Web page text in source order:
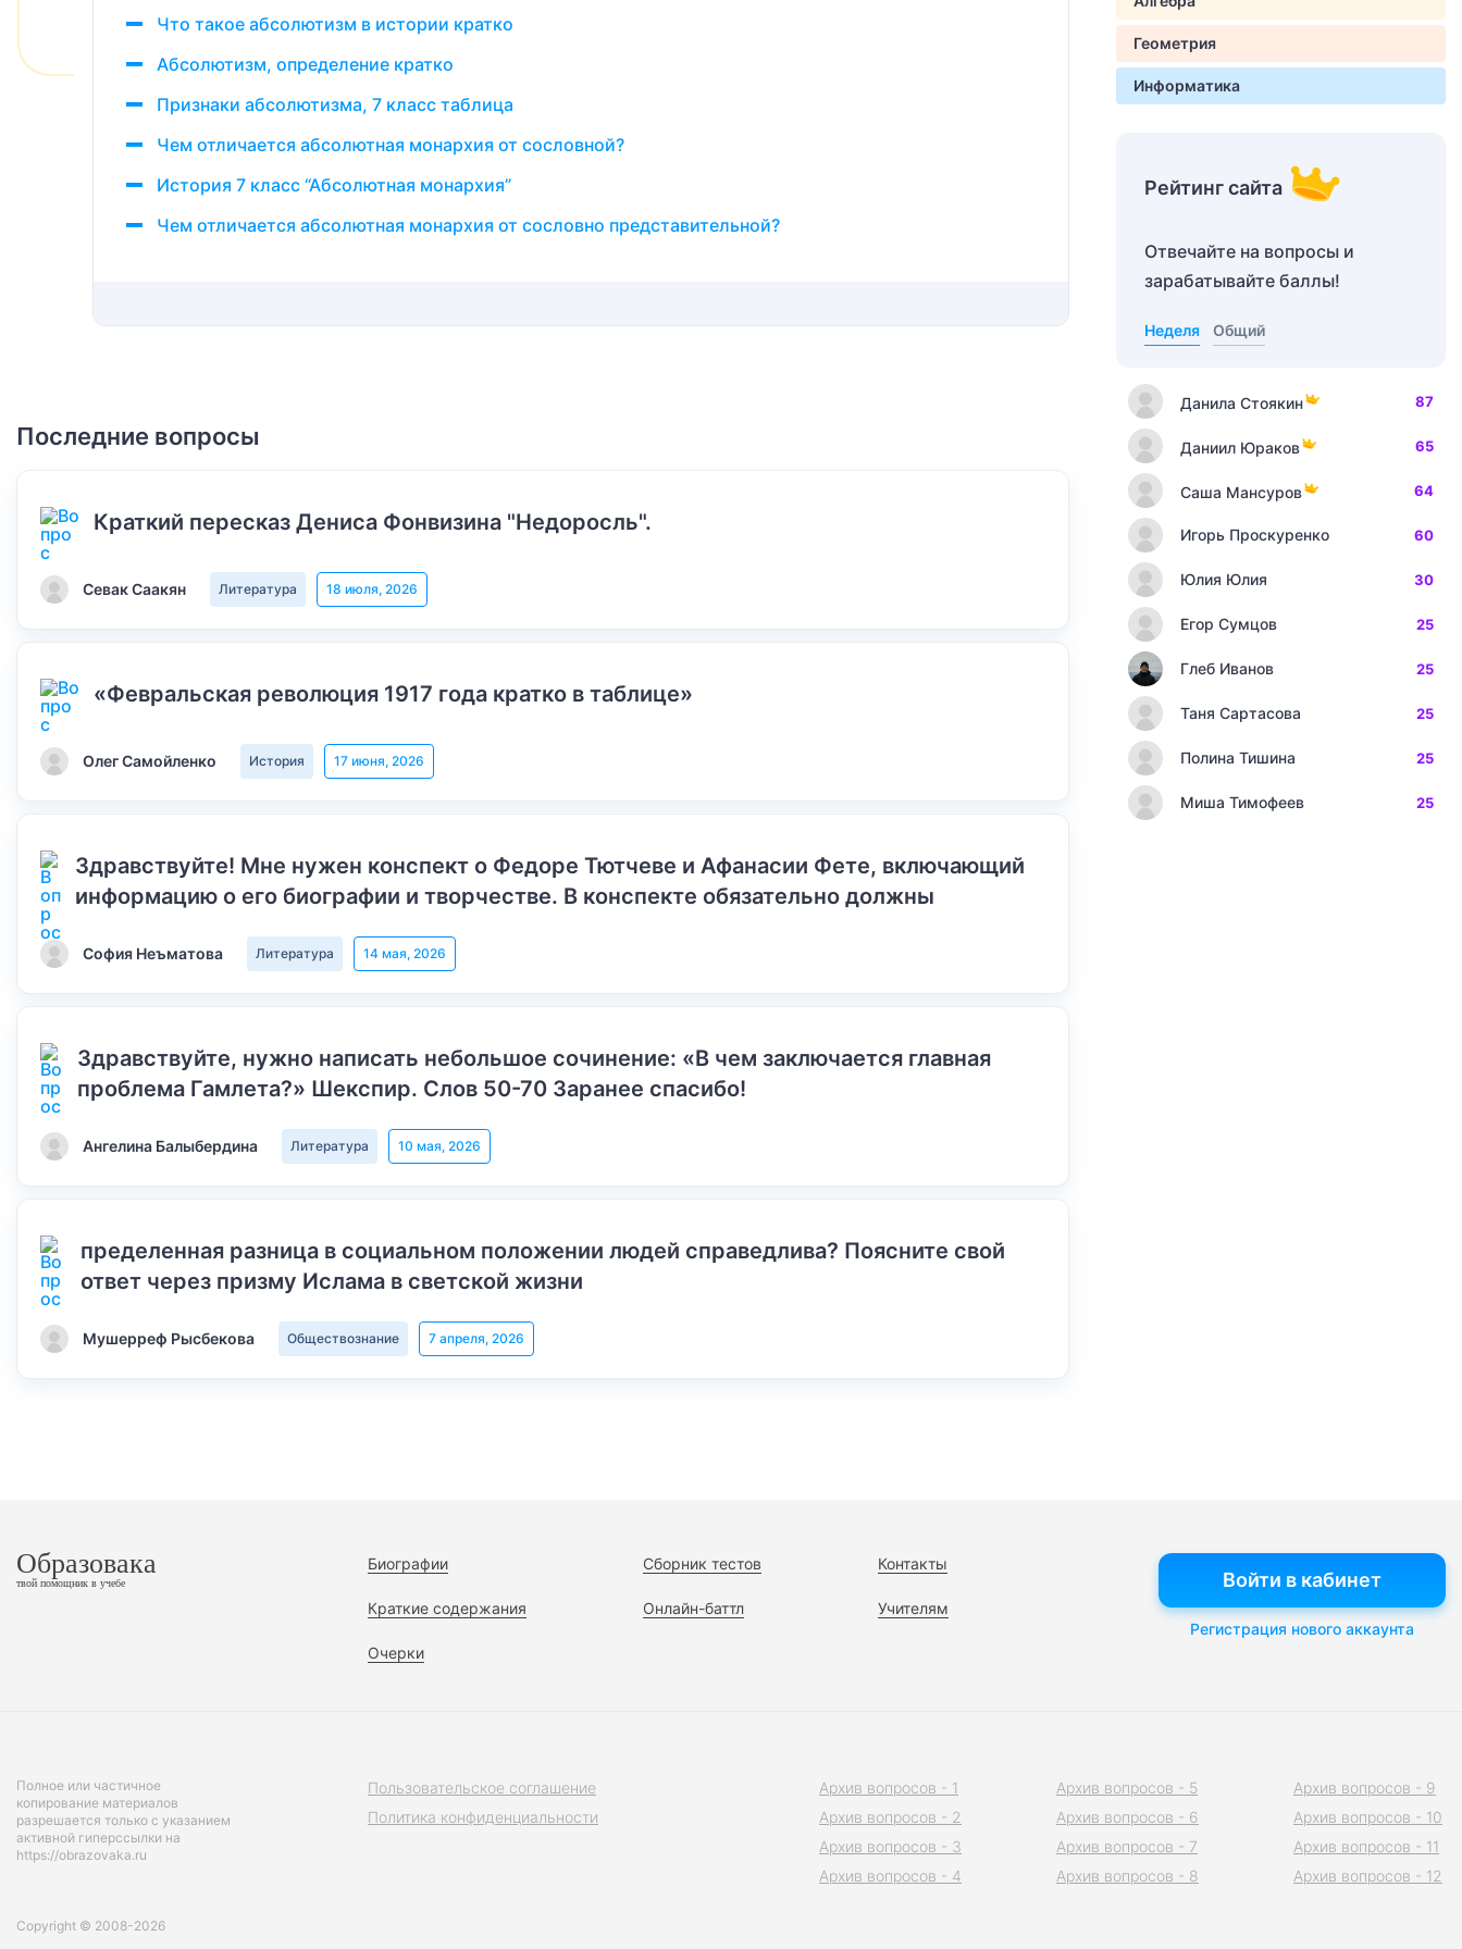
Что такое абсолютизм в истории кратко
Абсолютизм, определение кратко
Признаки абсолютизма, 7 класс таблица
Чем отличается абсолютная монархия от сословной?
История 7 класс “Абсолютная монархия”
Чем отличается абсолютная монархия от сословно представительной?
Последние вопросы
Краткий пересказ Дениса Фонвизина "Недоросль".
Севак Саакян Литература 18 июля, 2026
«Февральская революция 1917 года кратко в таблице»
Олег Самойленко История 17 июня, 2026
Здравствуйте! Мне нужен конспект о Федоре Тютчеве и Афанасии Фете, включающий
информацию о его биографии и творчестве. В конспекте обязательно должны
София Неъматова Литература 14 мая, 2026
Здравствуйте, нужно написать небольшое сочинение: «В чем заключается главная
проблема Гамлета?» Шекспир. Слов 50-70 Заранее спасибо!
Ангелина Балыбердина Литература 10 мая, 2026
пределенная разница в социальном положении людей справедлива? Поясните свой
ответ через призму Ислама в светской жизни
Мушерреф Рысбекова Обществознание 7 апреля, 2026
Геометрия
Информатика
Рейтинг сайта
Отвечайте на вопросы и
зарабатывайте баллы!
Неделя Общий
Данила Стоякин 87
Даниил Юраков 65
Саша Мансуров 64
Игорь Проскуренко 60
Юлия Юлия 30
Егор Сумцов 25
Глеб Иванов 25
Таня Сартасова 25
Полина Тишина 25
Миша Тимофеев 25
Образовака
твой помощник в учебе
Биографии
Краткие содержания
Очерки
Сборник тестов
Онлайн-баттл
Контакты
Учителям
Войти в кабинет
Регистрация нового аккаунта
Полное или частичное
копирование материалов
разрешается только с указанием
активной гиперссылки на
https://obrazovaka.ru
Пользовательское соглашение
Политика конфиденциальности
Архив вопросов - 1
Архив вопросов - 2
Архив вопросов - 3
Архив вопросов - 4
Архив вопросов - 5
Архив вопросов - 6
Архив вопросов - 7
Архив вопросов - 8
Архив вопросов - 9
Архив вопросов - 10
Архив вопросов - 11
Архив вопросов - 12
Copyright © 2008-2026